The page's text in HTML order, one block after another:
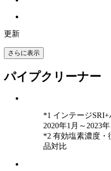
更新
さらに表示
パイプクリーナー
*1 インテージ
2020年1月～2023
*2 有効塩素濃度・
品対比